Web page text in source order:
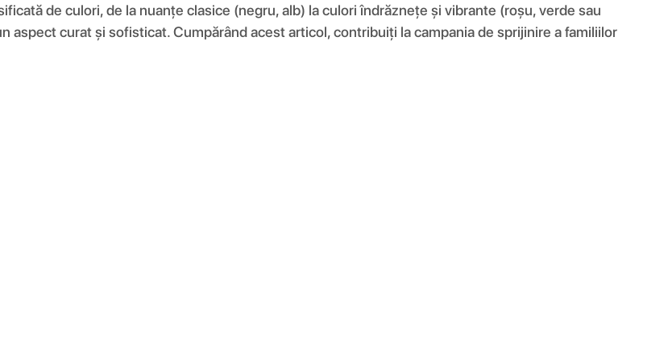
de culori, de la nuanțe clasice (negru, alb) la culori îndrăznețe și vibrante (roșu, verde sau
aspect curat și sofisticat. Cumpărând acest articol, contribuiți la campania de sprijinire a familiilor